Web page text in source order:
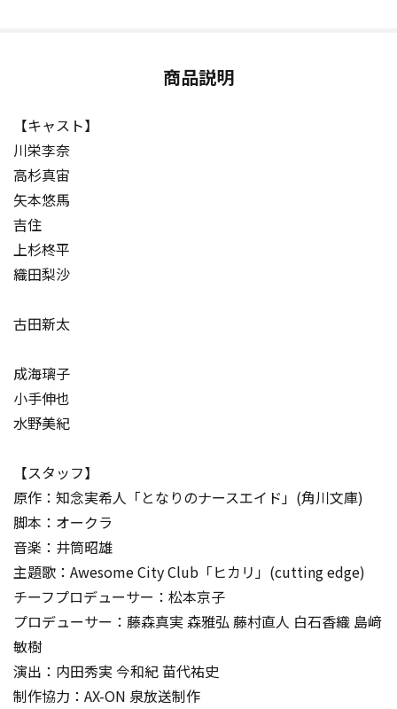
商品説明
【キャスト】
川栄李奈
高杉真宙
矢本悠馬
吉住
上杉柊平
織田梨沙
古田新太
成海璃子
小手伸也
水野美紀
【スタッフ】
原作：知念実希人「となりのナースエイド」(角川文庫)
脚本：オークラ
音楽：井筒昭雄
主題歌：Awesome City Club「ヒカリ」(cutting edge)
チーフプロデューサー：松本京子
プロデューサー：藤森真実 森雅弘 藤村直人 白石香織 島﨑
敏樹
演出：内田秀実 今和紀 苗代祐史
制作協力：AX-ON 泉放送制作